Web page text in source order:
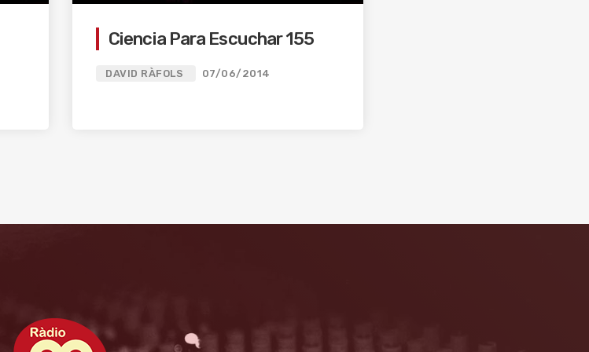
Ciencia Para Escuchar 155
DAVID RÀFOLS 07/06/2014